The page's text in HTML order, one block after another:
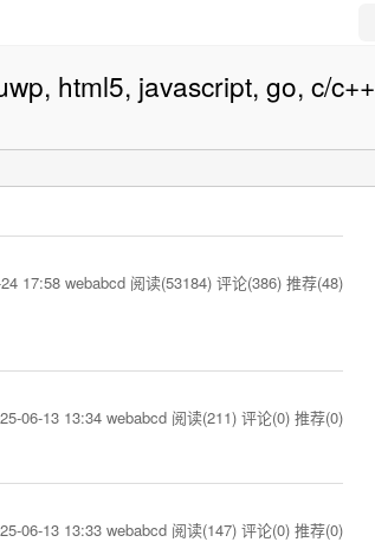
html5, javascript, go, c/c++
17:58 webabcd 阅读(53184) 评论(386) 推荐(48)
06-13 13:34 webabcd 阅读(211) 评论(0) 推荐(0)
06-13 13:33 webabcd 阅读(147) 评论(0) 推荐(0)